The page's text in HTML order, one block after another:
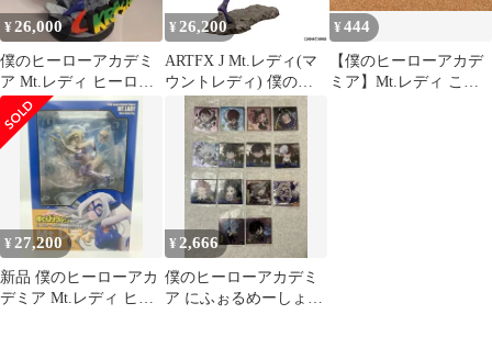
¥26,000
僕のヒーローアカデミ
ア Mt.レディ ヒーロー
スーツ Ver. 1/90
¥ 26,200
ARTFX J Mt.レディ(マ
ウントレディ) 僕のヒ
ーローアカデミア 1/8
完成品 フィギュア
(PV163) コトブキヤ
¥444
【僕のヒーローアカデ
ミア】Mt.レディ ころ
¥ 27,200
新品 僕のヒーローアカ
デミア Mt.レディ ヒー
¥ 2,666
僕のヒーローアカデミ
ア にふぉるめーしょん